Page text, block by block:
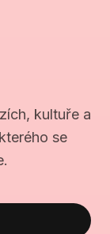
kultuře a
se